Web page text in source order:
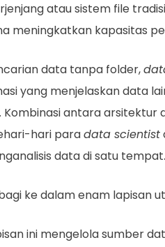
atau sistem file
meningkatkan kapasitas
data tanpa folder,
yang menjelaskan data
antara arsitektur
hari paradata scientist
data di satu tempat.
ke dalam enam lapisan
ini mengelola sumber